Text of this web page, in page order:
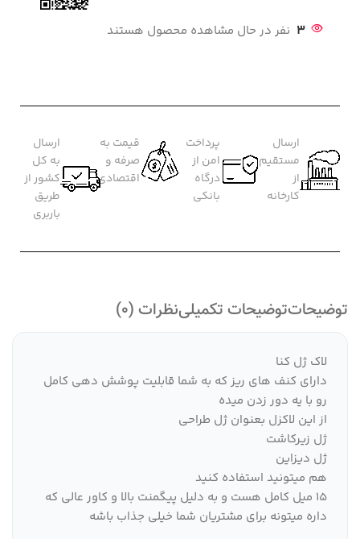
3 نفر در حال مشاهده محصول هستند
ارسال
مستقیم
از
کارخانه
پرداخت
امن از
درگاه
بانکی
قیمت به
صرفه و
اقتصادی
ارسال
به کل
کشور از
طریق
باربری
توضیحاتتوضیحات تکمیلینظرات (0)
لاک ژل کنا
دارای کنف های ریز که به شما قابلیت پوشش دهی کامل
رو با یه دور زدن میده
از این لاکزل بعنوان ژل طراحی
ژل زیرکاشت
ژل دیزاین
هم میتونید استفاده کنید
۱۵ میل کامل هست و به دلیل پیگمنت بالا و کاور عالی که
داره میتونه برای مشتریان شما خیلی جذاب باشه